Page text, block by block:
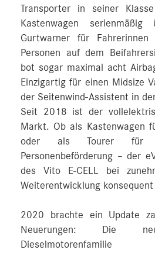
Transporter in seiner
Kastenwagen
Gurtwarner für
Personen auf dem
bot sogar maximal acht
Einzigartig für einen Midsize
der Seitenwind-Assistent in
Seit 2018 ist der
Markt. Ob als Kastenwagen
oder als Tourer für
Personenbeförderung – der
des Vito E-CELL bei
Weiterentwicklung
2020 brachte ein Update
Neuerungen: Die
Dieselmotorenfamilie